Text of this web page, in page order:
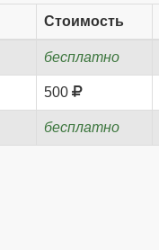
Стоимость
бесплатно
500
бесплатно